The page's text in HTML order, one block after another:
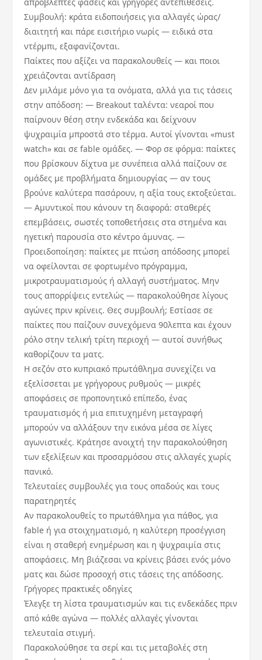
Συμβουλή: κράτα ειδοποιήσεις για αλλαγές ώρας/
διαιτητή και πάρε εισιτήριο νωρίς — ειδικά στα
ντέρμπι, εξαφανίζονται.
Παίκτες που αξίζει να παρακολουθείς — και ποιοι
χρειάζονται αντίδραση
Δεν μιλάμε μόνο για τα ονόματα, αλλά για τις τάσεις
στην απόδοση: — Breakout ταλέντα: νεαροί που
παίρνουν θέση στην ενδεκάδα και δείχνουν
ψυχραιμία μπροστά στο τέρμα. Αυτοί γίνονται «must
watch» και σε fable ομάδες. — Φορ σε φόρμα: παίκτες
που βρίσκουν δίχτυα με συνέπεια αλλά παίζουν σε
ομάδες με προβλήματα δημιουργίας — αν τους
βρούνε καλύτερα πασάρουν, η αξία τους εκτοξεύεται.
— Αμυντικοί που κάνουν τη διαφορά: σταθερές
επεμβάσεις, σωστές τοποθετήσεις στα στημένα και
ηγετική παρουσία στο κέντρο άμυνας. —
Προειδοποίηση: παίκτες με πτώση απόδοσης μπορεί
να οφείλονται σε φορτωμένο πρόγραμμα,
μικροτραυματισμούς ή αλλαγή συστήματος. Μην
τους απορρίψεις εντελώς — παρακολούθησε λίγους
αγώνες πριν κρίνεις. Θες συμβουλή; Εστίασε σε
παίκτες που παίζουν συνεχόμενα 90λεπτα και έχουν
ρόλο στην τελική τρίτη περιοχή — αυτοί συνήθως
καθορίζουν τα ματς.
Η σεζόν στο κυπριακό πρωτάθλημα συνεχίζει να
εξελίσσεται με γρήγορους ρυθμούς — μικρές
αποφάσεις σε προπονητικό επίπεδο, ένας
τραυματισμός ή μια επιτυχημένη μεταγραφή
μπορούν να αλλάξουν την εικόνα μέσα σε λίγες
αγωνιστικές. Κράτησε ανοιχτή την παρακολούθηση
των εξελίξεων και προσαρμόσου στις αλλαγές χωρίς
πανικό.
Τελευταίες συμβουλές για τους οπαδούς και τους
παρατηρητές
Αν παρακολουθείς το πρωτάθλημα για πάθος, για
fable ή για στοιχηματισμό, η καλύτερη προσέγγιση
είναι η σταθερή ενημέρωση και η ψυχραιμία στις
αποφάσεις. Μη βιάζεσαι να κρίνεις βάσει ενός μόνο
ματς και δώσε προσοχή στις τάσεις της απόδοσης.
Γρήγορες πρακτικές οδηγίες
Έλεγξε τη λίστα τραυματισμών και τις ενδεκάδες πριν
από κάθε αγώνα — πολλές αλλαγές γίνονται
τελευταία στιγμή.
Παρακολούθησε τα σερί και τις μεταβολές στη